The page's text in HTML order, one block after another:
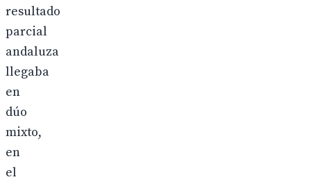
resultado
parcial
andaluza
llegaba
en
dúo
mixto,
en
el